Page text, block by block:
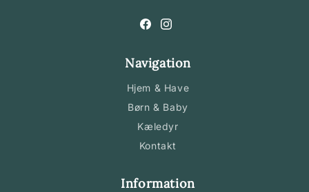
Facebook
Instagram
Navigation
Hjem & Have
Børn & Baby
Kæledyr
Kontakt
Information